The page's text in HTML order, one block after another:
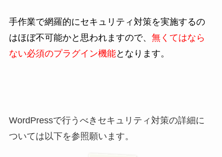
手作業で網羅的にセキュリティ対策を実施するの
はほぼ不可能かと思われますので、 無くてはなら
ない必須のプラグイン機能となります。
WordPressで行うべきセキュリティ対策の詳細に
ついては以下を参照願います。